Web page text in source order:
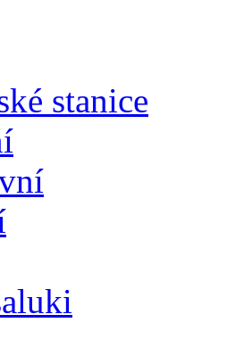
stanice